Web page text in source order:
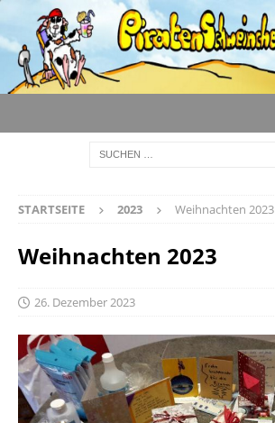
STARTSEITE 2023 Weihnachten 2023
Weihnachten 2023
26. Dezember 2023